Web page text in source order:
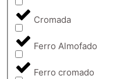
Cromada
Ferro Almofado
Ferro cromado